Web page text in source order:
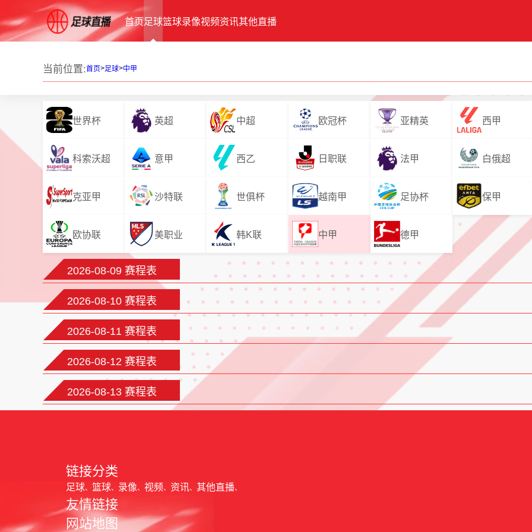
首页足球篮球录像视频资讯其他直播
当前位置:首页>足球>中甲
世界杯 英超 中超 欧冠杯 亚精英 西甲
科索沃超 意甲 西乙 日职联 法甲 白俄超
克亚甲 沙特联 世俱杯 越南甲 足协杯 保甲
欧协联 美职业 韩K联 中甲 德甲
2026-08-09 赛程表
2026-08-10 赛程表
2026-08-11 赛程表
2026-08-12 赛程表
2026-08-13 赛程表
链接分类
足球 篮球 录像 视频 资讯 其他直播
友情链接
网站地图